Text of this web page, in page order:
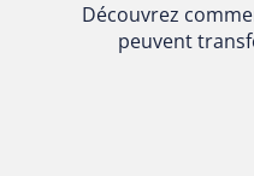
Découvrez
peuvent